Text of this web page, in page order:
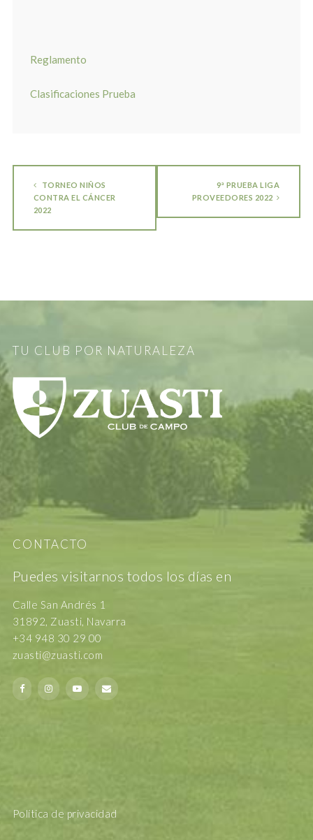
Reglamento
Clasificaciones Prueba
TORNEO NIÑOS
CONTRA EL CÁNCER
2022
9ª PRUEBA LIGA
PROVEEDORES 2022
TU CLUB POR NATURALEZA
CONTACTO
Puedes visitarnos todos los días en
Calle San Andrés 1
31892, Zuasti, Navarra
+34 948 30 29 00
zuasti@zuasti.com
Política de privacidad